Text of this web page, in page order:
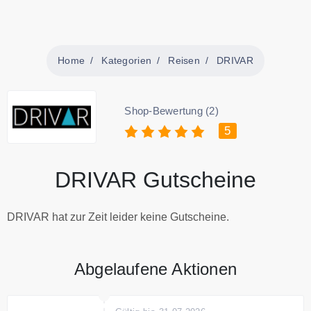
Home Kategorien Reisen DRIVAR
Shop-Bewertung (2)
5
DRIVAR Gutscheine
DRIVAR hat zur Zeit leider keine Gutscheine.
Abgelaufene Aktionen